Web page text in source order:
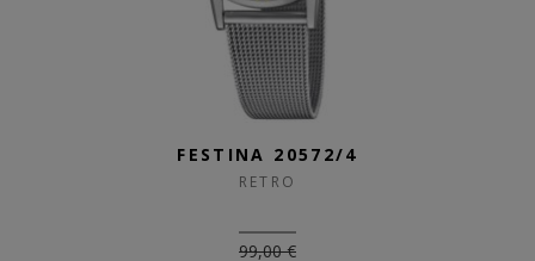
FESTINA 20572/4
RETRO
99,00 €